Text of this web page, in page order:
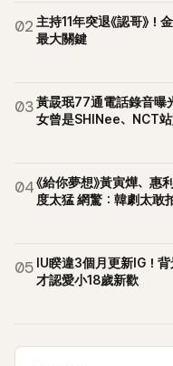
02 主持11年突退《認哥》
最大關鍵
03黃晸珉77通電話錄音曝
女曾是SHINee、NCT
04《給你夢想》黃寅燁、
度太猛 網驚：韓劇太敢
05 IU睽違3個月更新IG！
才認愛小18歲新歡